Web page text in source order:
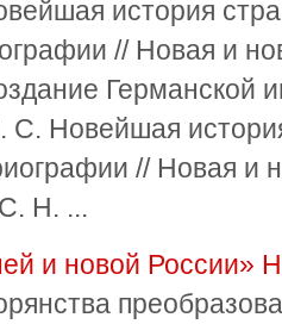
история
// Новая и
Германской
С. Новейшая
// Новая и
Н. ...
и новой России»